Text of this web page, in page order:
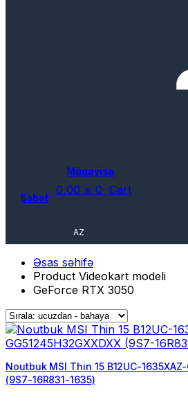
Müqayisə
0,00 ₼ 0 Cart
Səbət
AZ
Əsas səhifə
Product Videokart modeli
GeForce RTX 3050
Noutbuk MSI Thin 15 B12UC-1635XAZ-
(9S7-16R831-1635)